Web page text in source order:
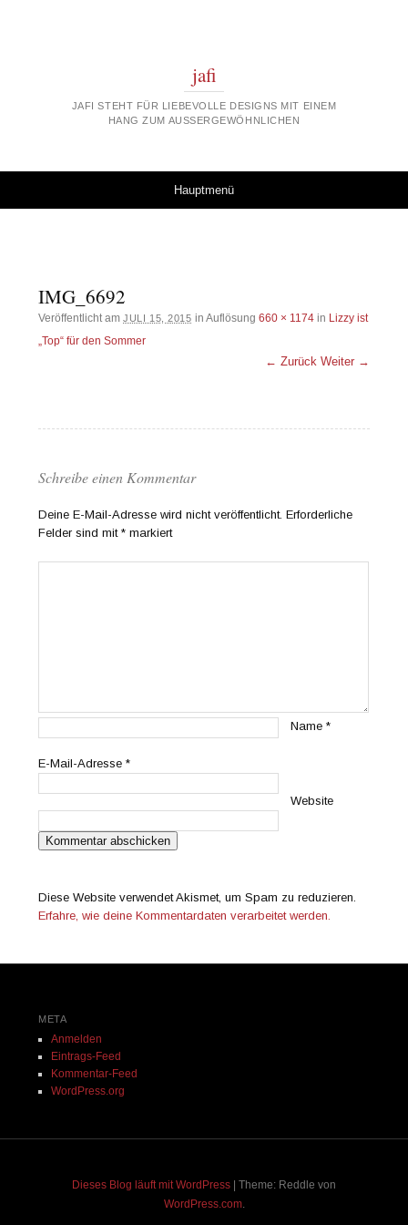
jafi
JAFI STEHT FÜR LIEBEVOLLE DESIGNS MIT EINEM
HANG ZUM AUSSERGEWÖHNLICHEN
Hauptmenü
IMG_6692
Veröffentlicht amJULI 15, 2015 in Auflösung 660 × 1174in Lizzy ist
„Top“ für den Sommer
← Zurück Weiter →
Schreibe einen Kommentar
Deine E-Mail-Adresse wird nicht veröffentlicht. Erforderliche
Felder sind mit* markiert
Name*
E-Mail-Adresse*
Website
Diese Website verwendet Akismet, um Spam zu reduzieren.
Erfahre, wie deine Kommentardaten verarbeitet werden.
META
Anmelden
Eintrags-Feed
Kommentar-Feed
WordPress.org
Dieses Blog läuft mit WordPress
Theme: Reddle von
WordPress.com.